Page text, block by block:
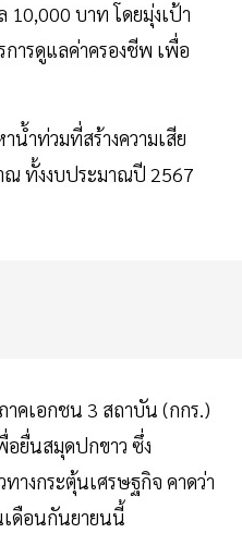
10,000 บาท โดยมุ่งเป้า
การดูแลค่าครองชีพ เพื่อ
ำท่วมที่สร้างความเสีย
ณ ทั้งงบประมาณปี 2567
คเอกชน 3 สถาบัน (กกร.)
ยื่นสมุดปกขาว ซึ่ง
างกระตุ้นเศรษฐกิจ คาดว่า
เดือนกันยายนนี้